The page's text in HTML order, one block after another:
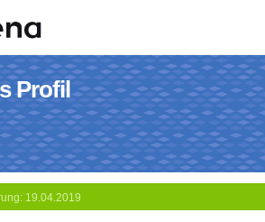
Profil
19.04.2019